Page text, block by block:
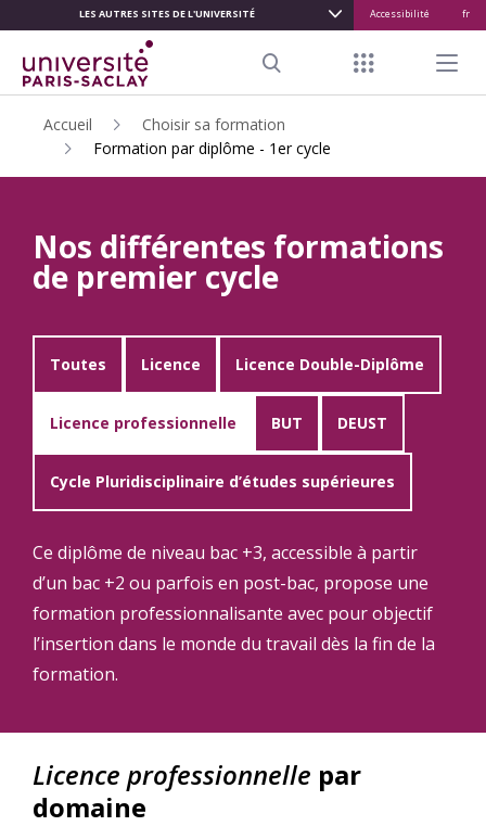
CONTENU
PRINCIPAL
LES AUTRES SITES DE L'UNIVERSITÉ Accessibilité fr
Menu Menu
Accueil
Choisir sa formation
Formation par diplôme - 1er cycle
Nos différentes formations
de premier cycle
Toutes Licence Licence Double-Diplôme
Licence professionnelle BUT DEUST
Cycle Pluridisciplinaire d’études supérieures
Ce diplôme de niveau bac +3, accessible à partir
d’un bac +2 ou parfois en post-bac, propose une
formation professionnalisante avec pour objectif
l’insertion dans le monde du travail dès la fin de la
formation.
Licence professionnelle par
domaine